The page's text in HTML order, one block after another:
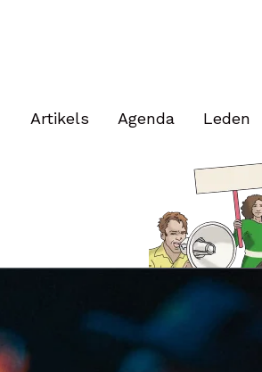
Artikels Agenda Leden